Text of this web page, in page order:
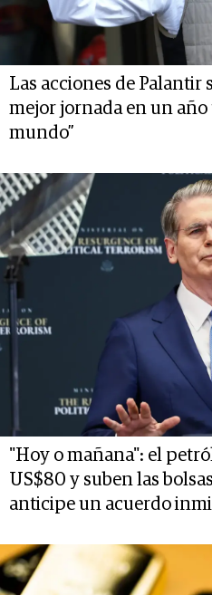
Las acciones de Palantir
mejor jornada en un año
mundo”
"Hoy o mañana": el
US$80 y suben las
anticipe un acuerdo